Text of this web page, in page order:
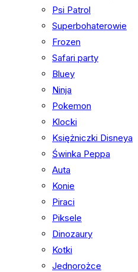
Psi Patrol
Superbohaterowie
Frozen
Safari party
Bluey
Ninja
Pokemon
Klocki
Księżniczki Disneya
Świnka Peppa
Auta
Konie
Piraci
Piksele
Dinozaury
Kotki
Jednorożce